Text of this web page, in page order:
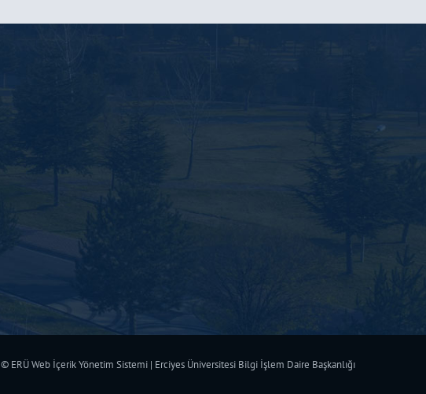
ERÜ Web İçerik Yönetim Sistemi | Erciyes Üniversitesi Bilgi İşlem Daire Başkanlığı